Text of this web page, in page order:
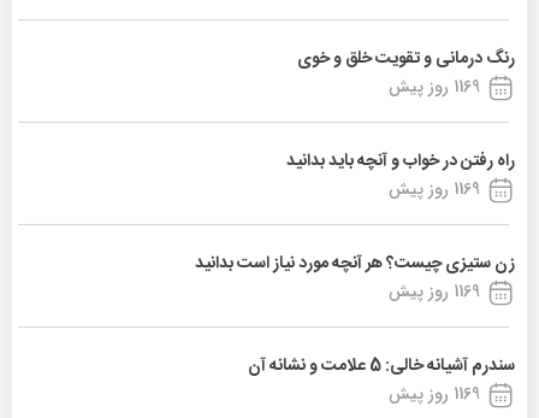
رنگ درمانی و تقویت خلق و خوی
1169 روز پیش
راه رفتن در خواب و آنچه باید بدانید
1169 روز پیش
زن ستیزی چیست؟ هر آنچه مورد نیاز است بدانید
1169 روز پیش
سندرم آشیانه خالی: 5 علامت و نشانه آن
1169 روز پیش